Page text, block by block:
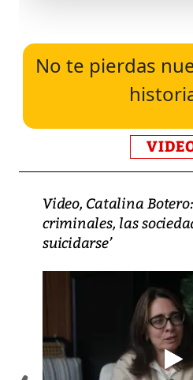
No te pierdas
Video, Catalina
criminales, las
suicidarse’